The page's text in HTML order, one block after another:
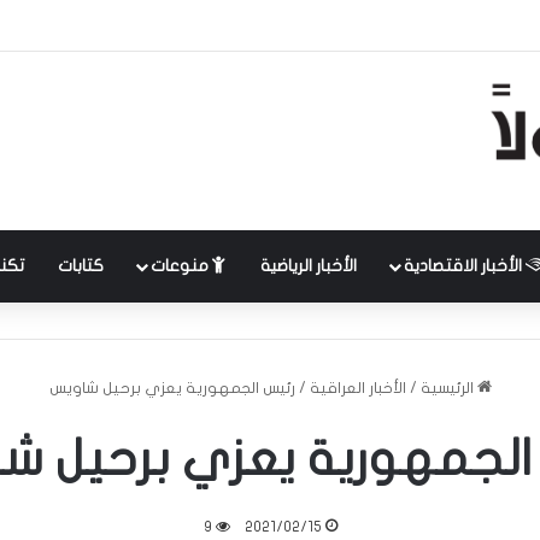
الأخبار الاقتصادية الأخبار الرياضية منوعات كتابات
الرئيسية / الأخبار العراقية / رئيس الجمهورية يعزي برحيل شاويس
يعزي برحيل
2021/02/15
9